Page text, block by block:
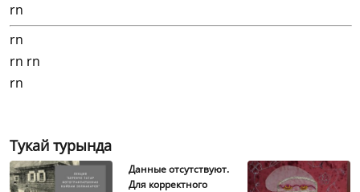
rn
rn
rn rn
rn
Тукай турында
Данные отсутствуют.
Для корректного